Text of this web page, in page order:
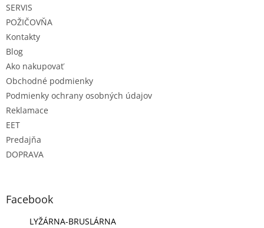
SERVIS
POŽIČOVŇA
Kontakty
Blog
Ako nakupovať
Obchodné podmienky
Podmienky ochrany osobných údajov
Reklamace
EET
Predajňa
DOPRAVA
Facebook
LYŽÁRNA-BRUSLÁRNA